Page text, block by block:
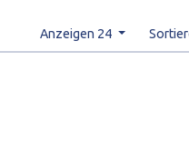
Anzeigen 24